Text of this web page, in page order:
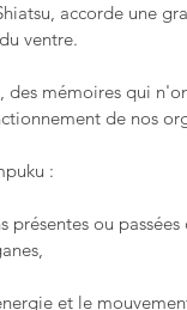
accorde une
ventre.
mémoires qui
de nos
:
ou
et le